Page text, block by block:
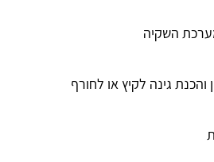
השקיה
והכנת גינה לקיץ או לחורף